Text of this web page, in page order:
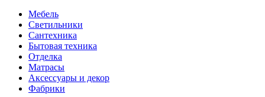
Мебель
Светильники
Сантехника
Бытовая техника
Отделка
Матрасы
Аксессуары и декор
Фабрики